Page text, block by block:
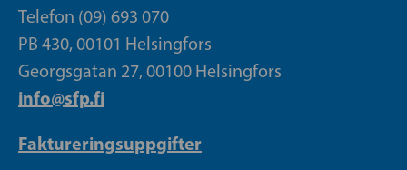
Telefon (09) 693 070
PB 430, 00101 Helsingfors
Georgsgatan 27, 00100 Helsingfors
info@sfp.fi
Faktureringsuppgifter